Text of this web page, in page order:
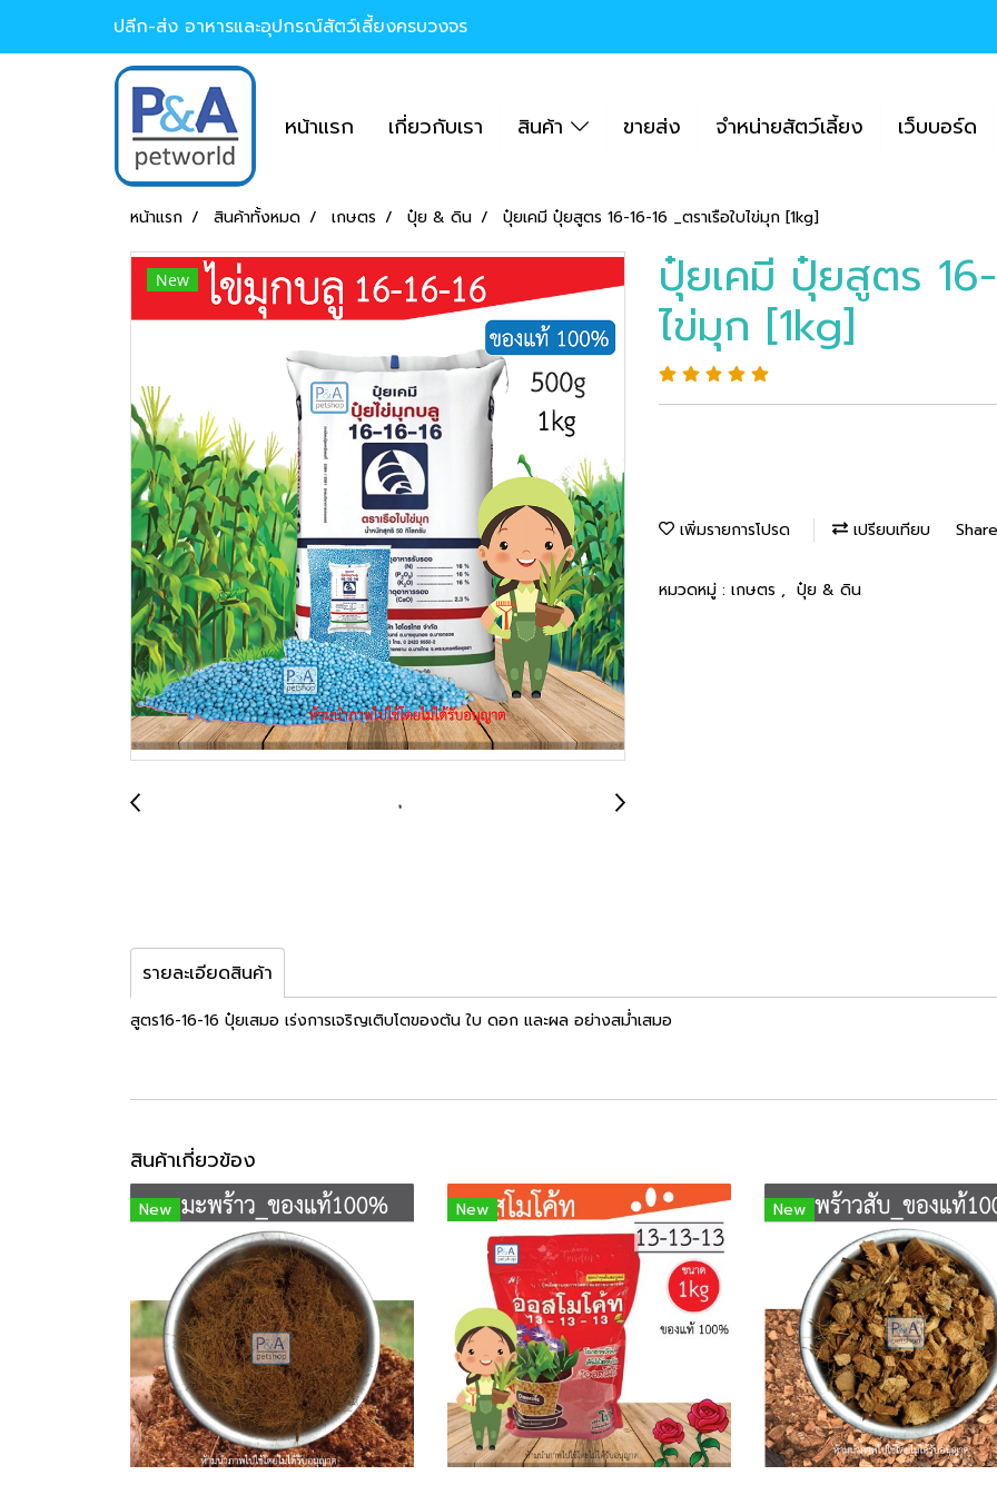
ปลีก-ส่ง อาหารและอุปกรณ์สัตว์เลี้ยงครบวงจร
หน้าแรก เกี่ยวกับเรา สินค้า ขายส่ง จำหน่ายสัตว์เลี้ยง เว็บบอร์ด
หน้าแรก สินค้าทั้งหมด เกษตร ปุ๋ย & ดิน ปุ๋ยเคมี ปุ๋ยสูตร 16-16-16 _ตราเรือใบไข่มุก [1kg]
New ปุ๋ยเคมี ปุ๋ยสูตร 16-
ไข่มุก [1kg]
เพิ่มรายการโปรด เปรียบเทียบ Share
หมวดหมู่ : เกษตร , ปุ๋ย & ดิน
รายละเอียดสินค้า
สูตร16-16-16 ปุ๋ยเสมอ เร่งการเจริญเติบโตของต้น ใบ ดอก และผล อย่างสม่ำเสมอ
สินค้าเกี่ยวข้อง
New New New